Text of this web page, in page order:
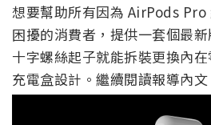
想要幫助所有因為 AirPods Pro
困擾的消費者，提供一套個最
十字螺絲起子就能拆裝更換內
充電盒設計。繼續閱讀報導內文